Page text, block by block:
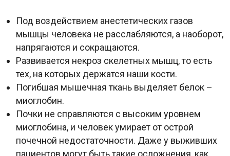
Под воздействием анестетических газов
мышцы человека не расслабляются, а наоборот,
напрягаются и сокращаются.
Развивается некроз скелетных мышц, то есть
тех, на которых держатся наши кости.
Погибшая мышечная ткань выделяет белок –
миоглобин.
Почки не справляются с высоким уровнем
миоглобина, и человек умирает от острой
почечной недостаточности. Даже у выживших
пациентов могут быть такие осложнения, как